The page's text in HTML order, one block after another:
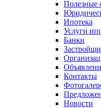
Полезные
Ипотека
Услуги
Банки
Контакты
Новости